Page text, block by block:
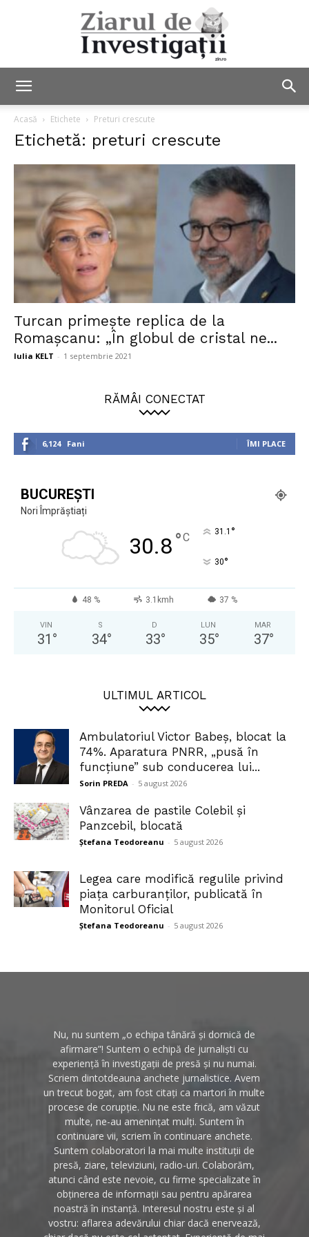
Investigații
Acasă Etichete Preturi crescute
Etichetă: preturi crescute
Turcan primește replica de la
Romașcanu: „În globul de cristal ne...
Iulia KELT - 1 septembrie 2021
RĂMÂI CONECTAT
6,124 Fani ÎMI PLACE
BUCUREȘTI
Nori Împrăștiați
30.8°C 31.1 °
30°
48 % 3.1kmh 37 %
VIN
31 °
S
34°
D
33°
LUN
35°
MAR
37°
ULTIMUL ARTICOL
Ambulatoriul Victor Babeș, blocat la
74%. Aparatura PNRR, „pusă în
funcțiune” sub conducerea lui...
Sorin PREDA - 5 august 2026
Vânzarea de pastile Colebil și
Panzcebil, blocată
Ștefana Teodoreanu - 5 august 2026
Legea care modifică regulile privind
piața carburanților, publicată în
Monitorul Oficial
Ștefana Teodoreanu - 5 august 2026
Nu, nu suntem „o echipa tânără și dornică de
afirmare”! Suntem o echipă de jurnaliști cu
experiență în investigații de presă și nu numai.
Scriem dintotdeauna anchete jurnalistice. Avem
un trecut bogat, am fost citați ca martori în multe
procese de corupție. Nu ne este frică, am văzut
multe, ne-au amenințat mulți. Suntem în
continuare vii, scriem în continuare anchete.
Suntem colaboratori la mai multe instituții de
presă, ziare, televiziuni, radio-uri. Colaborăm,
atunci când este nevoie, cu firme specializate în
obținerea de informații sau pentru apărarea
noastră în instanță. Interesul nostru este și al
vostru: aflarea adevărului chiar dacă enervează,